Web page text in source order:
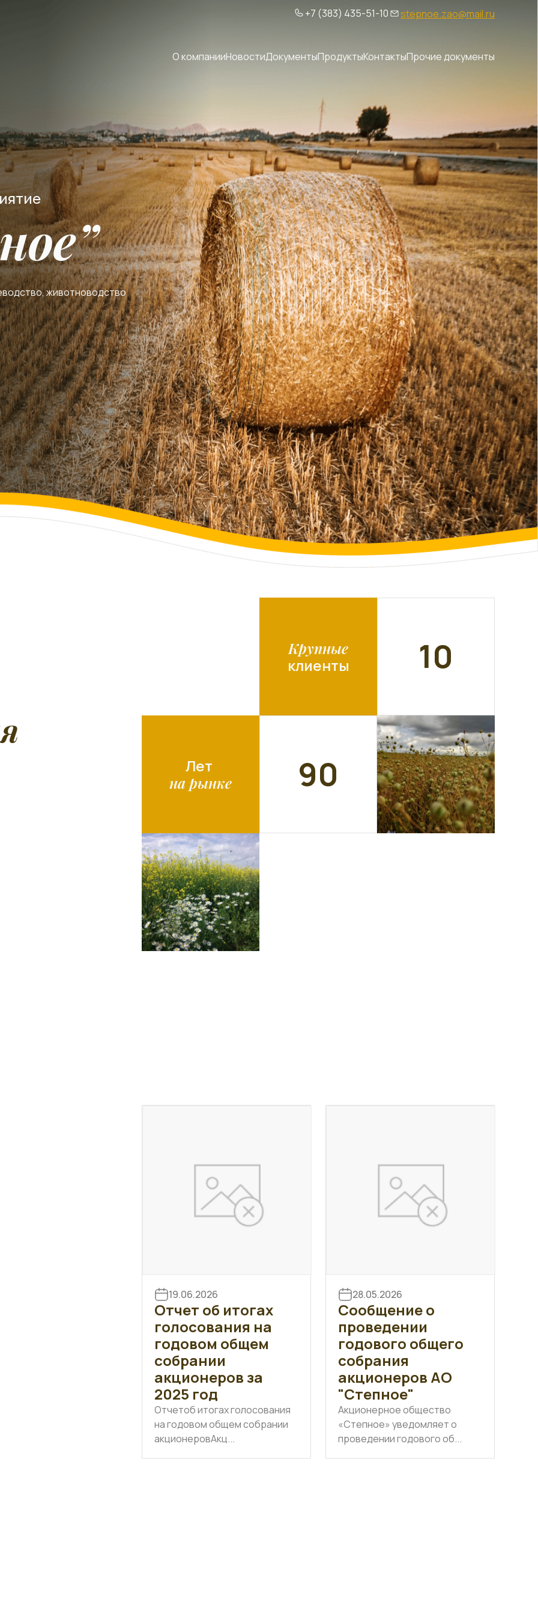
+7 (383) 435-51-10 stepnoe.zao@mail.ru
О компанииНовостиДокументыПродуктыКонтактыПрочие документы
животноводство
Крупные
клиенты 10
Лет
на рынке 90
19.06.2026
Отчет об итогах
голосования на
годовом общем
собрании
акционеров за
2025 год
Отчетоб итогах голосования
на годовом общем собрании
акционеровАкц...
28.05.2026
Сообщение о
проведении
годового общего
собрания
акционеров АО
"Степное"
Акционерное общество
«Степное» уведомляет о
проведении годового об...